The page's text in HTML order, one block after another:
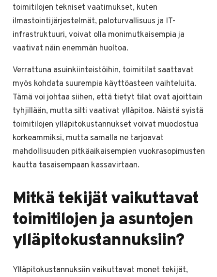
toimitilojen tekniset vaatimukset, kuten
ilmastointijärjestelmät, paloturvallisuus ja IT-
infrastruktuuri, voivat olla monimutkaisempia ja
vaativat näin enemmän huoltoa.
Verrattuna asuinkiinteistöihin, toimitilat saattavat
myös kohdata suurempia käyttöasteen vaihteluita.
Tämä voi johtaa siihen, että tietyt tilat ovat ajoittain
tyhjillään, mutta silti vaativat ylläpitoa. Näistä syistä
toimitilojen ylläpitokustannukset voivat muodostua
korkeammiksi, mutta samalla ne tarjoavat
mahdollisuuden pitkäaikaisempien vuokrasopimusten
kautta tasaisempaan kassavirtaan.
Mitkä tekijät vaikuttavat
toimitilojen ja asuntojen
ylläpitokustannuksiin?
Ylläpitokustannuksiin vaikuttavat monet tekijät,